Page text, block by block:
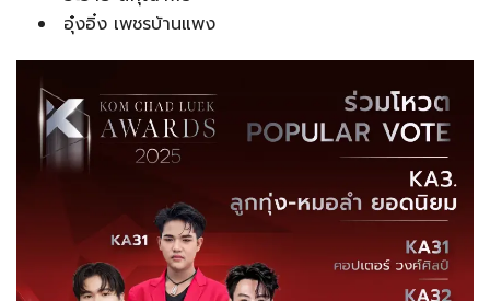
อุ๋งอิ๋ง เพชรบ้านแพง